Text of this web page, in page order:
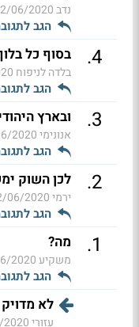
נדב06/2020 19:29
הגב
4
. בסוף כל
בלדה לניפוח
הגב
3
. ובארץ
אנונימי16:15
הגב
2
. לכן השוק
ירמי2020 15:50
הגב
1
. מה?
משקיע15:50
הגב
לא מדויק
עזורי21:35